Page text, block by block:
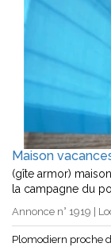
Maison
(gîte armor)
la campagne du
Annonce n° 1919 |
Plomodiern proche